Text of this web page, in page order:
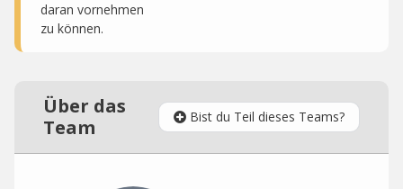
daran vornehmen
zu können.
Über das
Team
Bist du Teil dieses Teams?